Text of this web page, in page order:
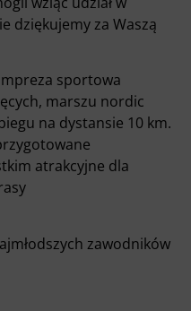
dziękujemy za Waszą
sportowa
marszu nordic
na dystansie 10 km.
atrakcyjne dla
zawodników